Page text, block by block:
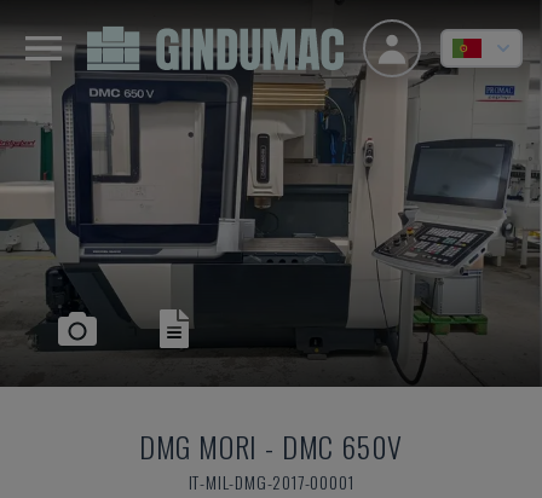
DMG MORI - DMC 650V
IT-MIL-DMG-2017-00001